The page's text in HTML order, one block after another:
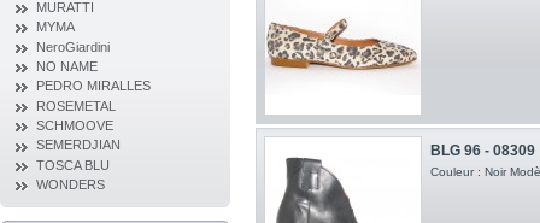
MURATTI
MYMA
NeroGiardini
NO NAME
PEDRO MIRALLES
ROSEMETAL
SCHMOOVE
SEMERDJIAN
TOSCA BLU
WONDERS
BLG 96 - 08309
Couleur : Noir